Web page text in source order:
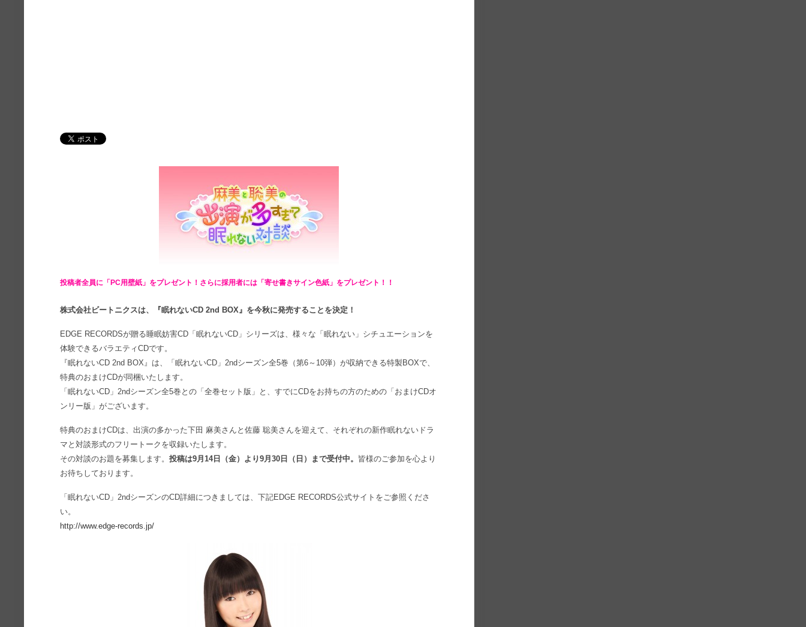
投稿者全員に「PC用壁紙」をプレゼント！さらに採用者には「寄せ書きサイン色紙」をプレゼント！！
株式会社ビートニクスは、『眠れないCD 2nd BOX』を今秋に発売することを決定！
EDGE RECORDSが贈る睡眠妨害CD「眠れないCD」シリーズは、様々な「眠れない」シチュエーションを
体験できるバラエティCDです。
『眠れないCD 2nd BOX』は、「眠れないCD」2ndシーズン全5巻（第6～10弾）が収納できる特製BOXで、
特典のおまけCDが同梱いたします。
「眠れないCD」2ndシーズン全5巻との「全巻セット版」と、すでにCDをお持ちの方のための「おまけCDオ
ンリー版」がございます。
特典のおまけCDは、出演の多かった下田 麻美さんと佐藤 聡美さんを迎えて、それぞれの新作眠れないドラ
マと対談形式のフリートークを収録いたします。
その対談のお題を募集します。投稿は9月14日（金）より9月30日（日）まで受付中。 皆様のご参加を心より
お待ちしております。
「眠れないCD」2ndシーズンのCD詳細につきましては、下記EDGE RECORDS公式サイトをご参照くださ
い。
http://www.edge-records.jp/